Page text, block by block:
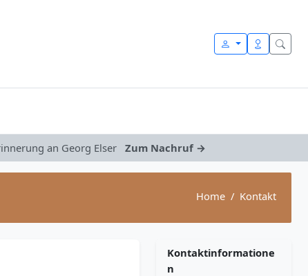
an Georg Elser Zum Nachruf →
Home Kontakt
Kontaktinformatione
n